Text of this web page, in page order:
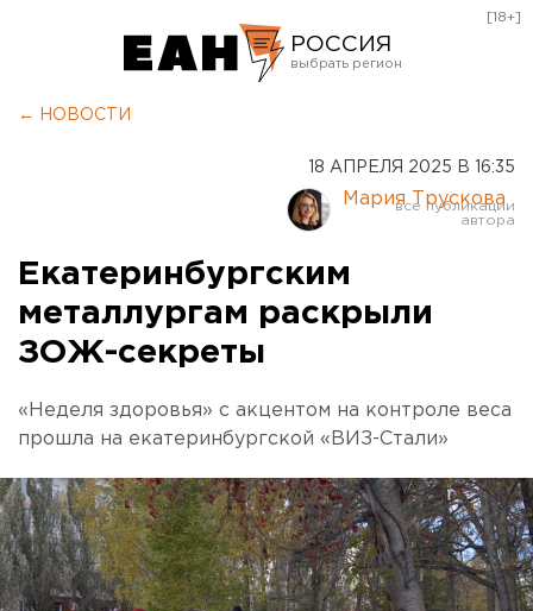
РОССИЯ
Курган
Оренбург
[18+]
← НОВОСТИ
18 АПРЕЛЯ 2025 В 16:35
Мария Трускова
Екатеринбургским
металлургам раскрыли
ЗОЖ-секреты
«Неделя здоровья» с акцентом на контроле веса
прошла на екатеринбургской «ВИЗ-Стали»